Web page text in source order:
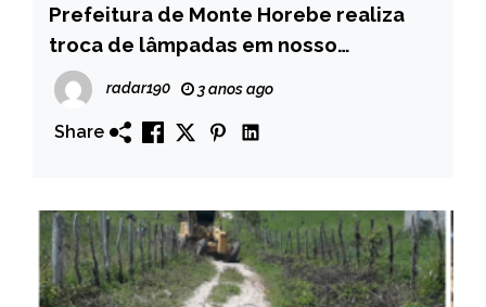
Prefeitura de Monte Horebe realiza
troca de lâmpadas em nosso
município- desta Vez é o Sitio Serra
Verdes Dos Martins
radar190 3 anos ago
Share